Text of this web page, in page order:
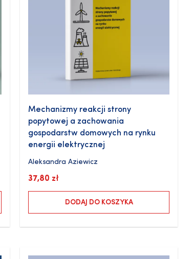
Mechanizmy reakcji strony
popytowej a zachowania
gospodarstw domowych na rynku
energii elektrycznej
Aleksandra Aziewicz
37,80 zł
DODAJ DO KOSZYKA